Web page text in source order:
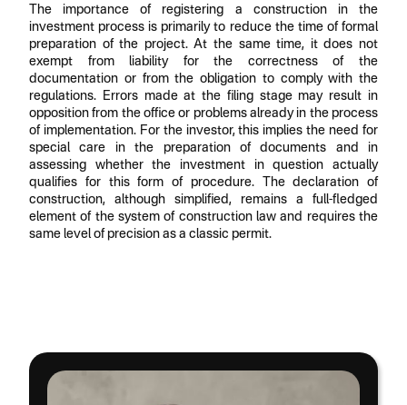
The importance of registering a construction in the
investment process is primarily to reduce the time of formal
preparation of the project. At the same time, it does not
exempt from liability for the correctness of the
documentation or from the obligation to comply with the
regulations. Errors made at the filing stage may result in
opposition from the office or problems already in the process
of implementation. For the investor, this implies the need for
special care in the preparation of documents and in
assessing whether the investment in question actually
qualifies for this form of procedure. The declaration of
construction, although simplified, remains a full-fledged
element of the system of construction law and requires the
same level of precision as a classic permit.